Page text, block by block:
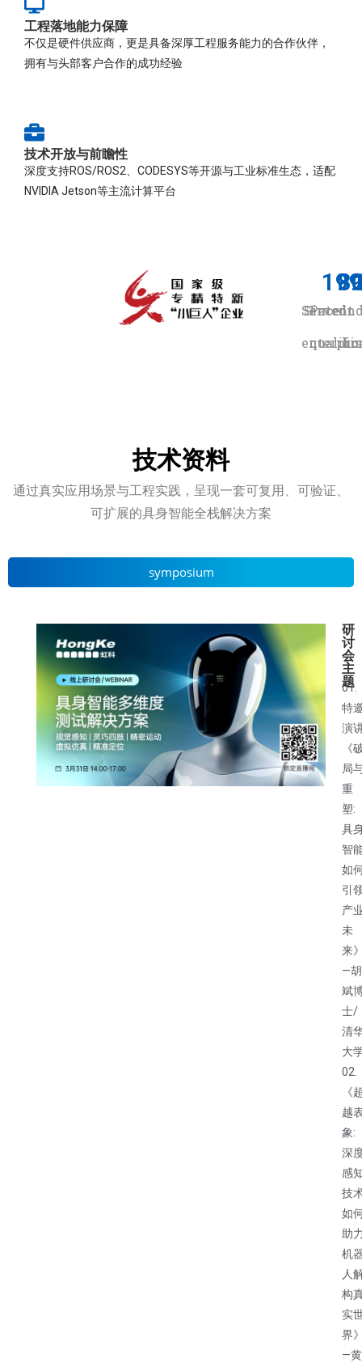
工程落地能力保障
不仅是硬件供应商，更是具备深厚工程服务能力的合作伙伴，
拥有与头部客户合作的成功经验
技术开放与前瞻性
深度支持ROS/ROS2、CODESYS等开源与工业标准生态，适配
NVIDIA Jetson等主流计算平台
Since
Served
Patent
技术资料
通过真实应用场景与工程实践，呈现一套可复用、可验证、
可扩展的具身智能全栈解决方案
symposium
研
讨
会
主
题
01.
特
演
《
局
重
塑:
具
智
如
引
产
未
来
—胡
斌
士/
清
大
02.
《
越
象:
深
感
技
如
助
机
人
构
实
界
—黄